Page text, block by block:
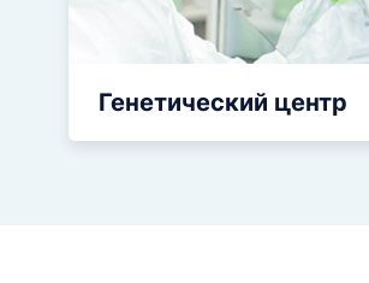
Генетический центр